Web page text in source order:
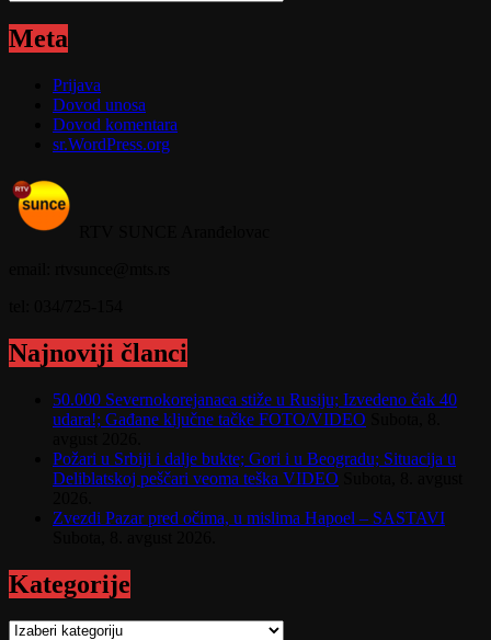
Meta
Prijava
Dovod unosa
Dovod komentara
sr.WordPress.org
Najnoviji članci
50.000 Severnokorejanaca stiže u Rusiju; Izvedeno čak 40
udara!; Gađane ključne tačke FOTO/VIDEO
Požari u Srbiji i dalje bukte; Gori i u Beogradu; Situacija u
Deliblatskoj peščari veoma teška VIDEO
Zvezdi Pazar pred očima, u mislima Hapoel – SASTAVI
Kategorije
Kategorije